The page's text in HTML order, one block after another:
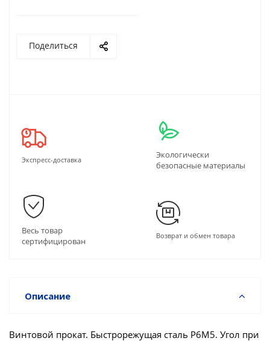
Поделиться
Экспресс-доставка
Экологически
безопасные материалы
Весь товар
сертифицирован
Возврат и обмен товара
Описание
Винтовой прокат. Быстрорежущая сталь Р6М5. Угол при